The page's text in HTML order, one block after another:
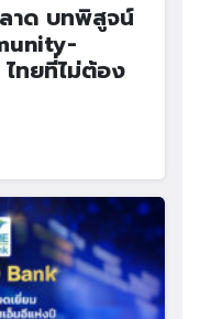
ลาด บทพิสูจน์
ทยที่ไม่ต้อง